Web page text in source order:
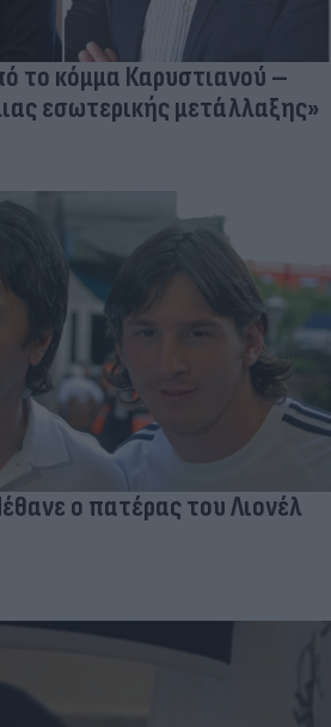
το κόμμα Καρυστιανού –
εσωτερικής μετάλλαξης»
ο πατέρας του Λιονέλ